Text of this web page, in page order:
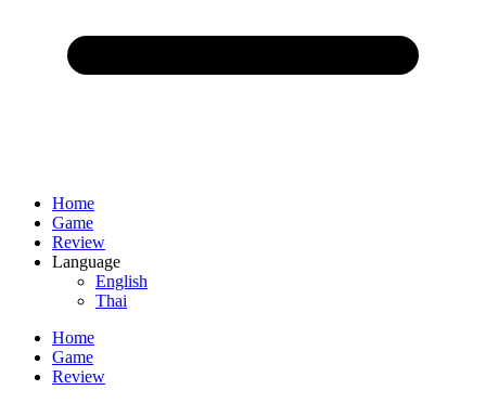
Home
Game
Review
Language
English
Thai
Home
Game
Review